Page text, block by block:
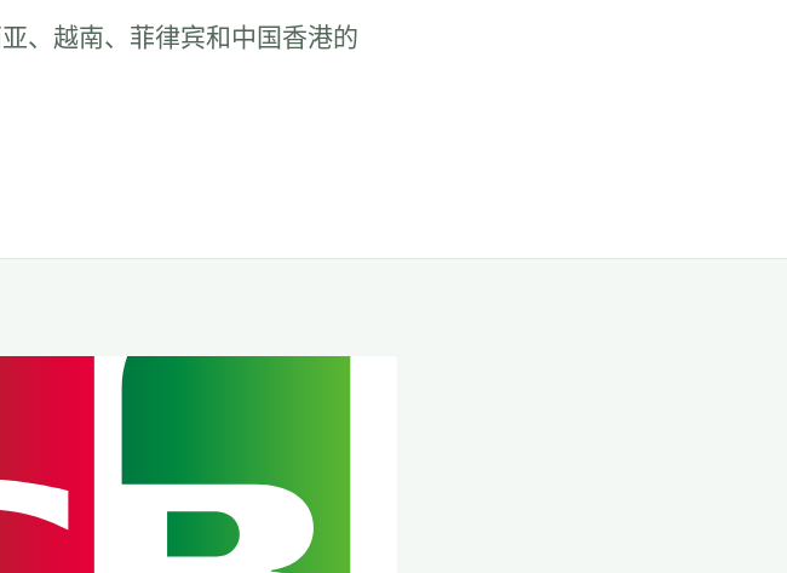
、越南、菲律宾和中国香港的